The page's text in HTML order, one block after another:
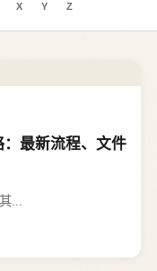
X Y Z
最新流程、文件
...